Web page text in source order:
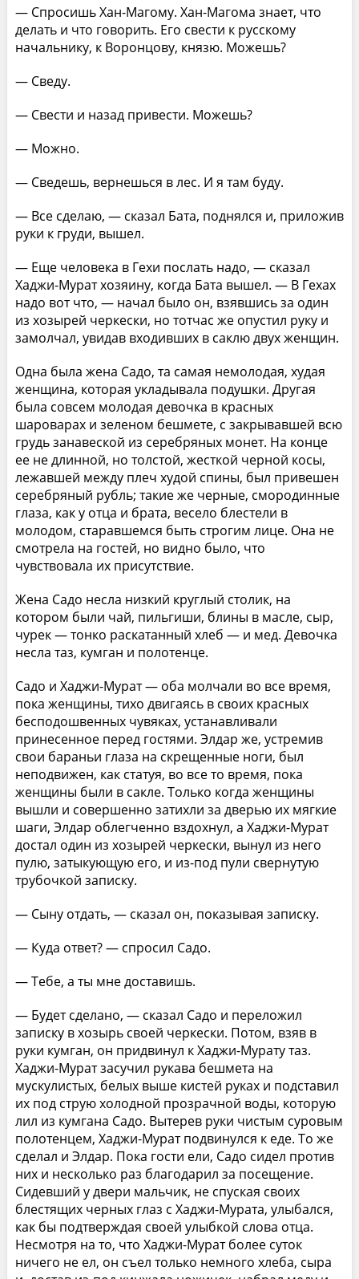
— Спросишь Хан-Магому. Хан-Магома знает, что
делать и что говорить. Его свести к русскому
начальнику, к Воронцову, князю. Можешь?
— Сведу.
— Свести и назад привести. Можешь?
— Можно.
— Сведешь, вернешься в лес. И я там буду.
— Все сделаю, — сказал Бата, поднялся и, приложив
руки к груди, вышел.
— Еще человека в Гехи послать надо, — сказал
Хаджи-Мурат хозяину, когда Бата вышел. — В Гехах
надо вот что, — начал было он, взявшись за один
из хозырей черкески, но тотчас же опустил руку и
замолчал, увидав входивших в саклю двух женщин.
Одна была жена Садо, та самая немолодая, худая
женщина, которая укладывала подушки. Другая
была совсем молодая девочка в красных
шароварах и зеленом бешмете, с закрывавшей всю
грудь занавеской из серебряных монет. На конце
ее не длинной, но толстой, жесткой черной косы,
лежавшей между плеч худой спины, был привешен
серебряный рубль; такие же черные, смородинные
глаза, как у отца и брата, весело блестели в
молодом, старавшемся быть строгим лице. Она не
смотрела на гостей, но видно было, что
чувствовала их присутствие.
Жена Садо несла низкий круглый столик, на
котором были чай, пильгиши, блины в масле, сыр,
чурек — тонко раскатанный хлеб — и мед. Девочка
несла таз, кумган и полотенце.
Садо и Хаджи-Мурат — оба молчали во все время,
пока женщины, тихо двигаясь в своих красных
бесподошвенных чувяках, устанавливали
принесенное перед гостями. Элдар же, устремив
свои бараньи глаза на скрещенные ноги, был
неподвижен, как статуя, во все то время, пока
женщины были в сакле. Только когда женщины
вышли и совершенно затихли за дверью их мягкие
шаги, Элдар облегченно вздохнул, а Хаджи-Мурат
достал один из хозырей черкески, вынул из него
пулю, затыкующую его, и из-под пули свернутую
трубочкой записку.
— Сыну отдать, — сказал он, показывая записку.
— Куда ответ? — спросил Садо.
— Тебе, а ты мне доставишь.
— Будет сделано, — сказал Садо и переложил
записку в хозырь своей черкески. Потом, взяв в
руки кумган, он придвинул к Хаджи-Мурату таз.
Хаджи-Мурат засучил рукава бешмета на
мускулистых, белых выше кистей руках и подставил
их под струю холодной прозрачной воды, которую
лил из кумгана Садо. Вытерев руки чистым суровым
полотенцем, Хаджи-Мурат подвинулся к еде. То же
сделал и Элдар. Пока гости ели, Садо сидел против
них и несколько раз благодарил за посещение.
Сидевший у двери мальчик, не спуская своих
блестящих черных глаз с Хаджи-Мурата, улыбался,
как бы подтверждая своей улыбкой слова отца.
Несмотря на то, что Хаджи-Мурат более суток
ничего не ел, он съел только немного хлеба, сыра